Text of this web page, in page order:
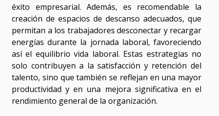
éxito empresarial. Además, es recomendable la
creación de espacios de descanso adecuados, que
permitan a los trabajadores desconectar y recargar
energías durante la jornada laboral, favoreciendo
así el equilibrio vida laboral. Estas estrategias no
solo contribuyen a la satisfacción y retención del
talento, sino que también se reflejan en una mayor
productividad y en una mejora significativa en el
rendimiento general de la organización.